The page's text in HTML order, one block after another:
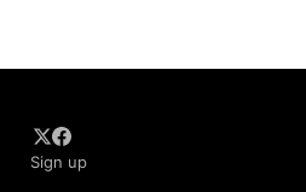
Sign up